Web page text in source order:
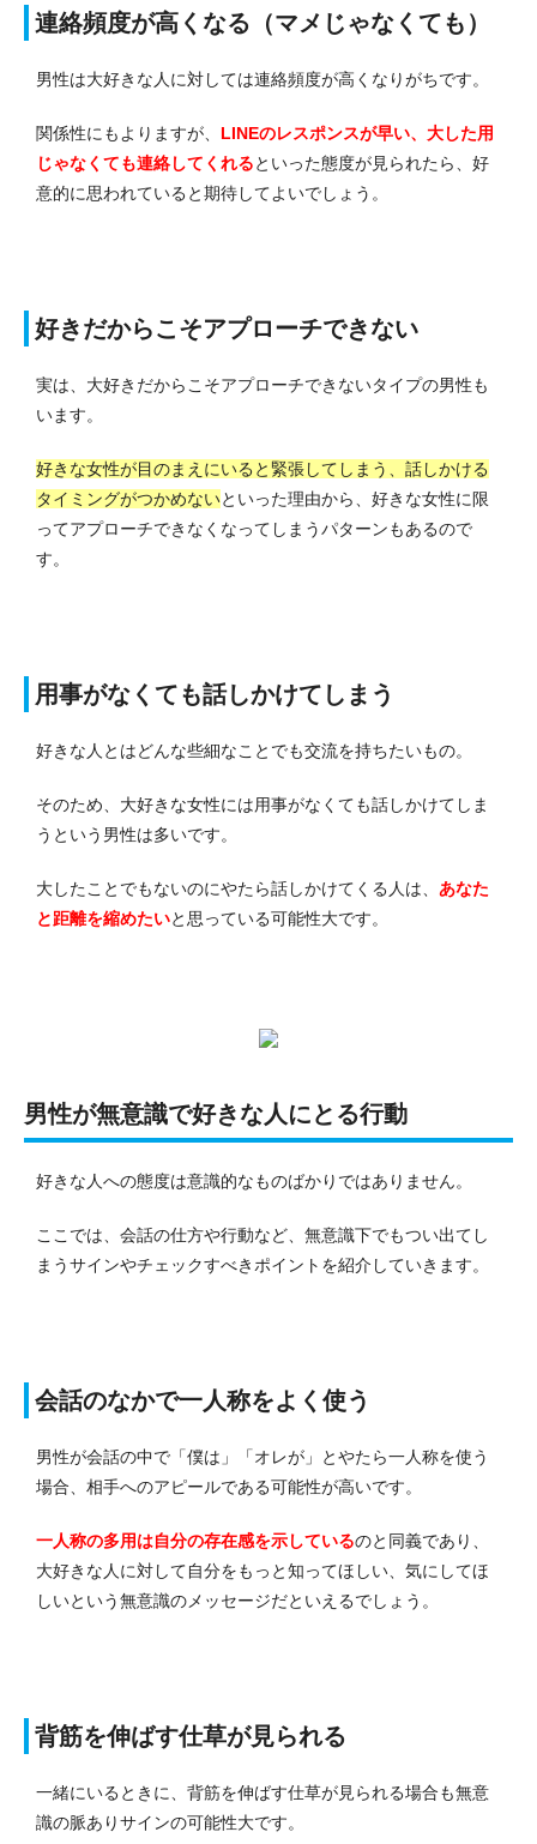
連絡頻度が高くなる（マメじゃなくても）
男性は大好きな人に対しては連絡頻度が高くなりがちです。
関係性にもよりますが、 LINEのレスポンスが早い、大した用
じゃなくても連絡してくれるといった態度が見られたら、好
意的に思われていると期待してよいでしょう。
好きだからこそアプローチできない
実は、大好きだからこそアプローチできないタイプの男性も
います。
好きな女性が目のまえにいると緊張してしまう、話しかける
タイミングがつかめないといった理由から、好きな女性に限
ってアプローチできなくなってしまうパターンもあるので
す。
用事がなくても話しかけてしまう
好きな人とはどんな些細なことでも交流を持ちたいもの。
そのため、大好きな女性には用事がなくても話しかけてしま
うという男性は多いです。
大したことでもないのにやたら話しかけてくる人は、 あなた
と距離を縮めたいと思っている可能性大です。
男性が無意識で好きな人にとる行動
好きな人への態度は意識的なものばかりではありません。
ここでは、会話の仕方や行動など、無意識下でもつい出てし
まうサインやチェックすべきポイントを紹介していきます。
会話のなかで一人称をよく使う
男性が会話の中で「僕は」「オレが」とやたら一人称を使う
場合、相手へのアピールである可能性が高いです。
一人称の多用は自分の存在感を示しているのと同義であり、
大好きな人に対して自分をもっと知ってほしい、気にしてほ
しいという無意識のメッセージだといえるでしょう。
背筋を伸ばす仕草が見られる
一緒にいるときに、背筋を伸ばす仕草が見られる場合も無意
識の脈ありサインの可能性大です。